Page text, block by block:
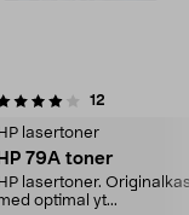
12
HP lasertoner
HP 79A toner
HP lasertoner.
optimal yt...